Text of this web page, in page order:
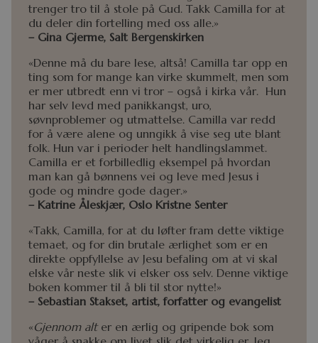
trenger tro til å stole på Gud. Takk Camilla for at
du deler din fortelling med oss alle.»
– Gina Gjerme, Salt Bergenskirken
«Denne må du bare lese, altså! Camilla tar opp en
ting som for mange kan virke skummelt, men som
er mer utbredt enn vi tror – også i kirka vår. Hun
har selv levd med panikkangst, uro,
søvnproblemer og utmattelse. Camilla var redd
for å være alene og unngikk å vise seg ute blant
folk. Hun var i perioder helt handlingslammet.
Camilla er et forbilledlig eksempel på hvordan
man kan gå bønnens vei og leve med Jesus i
gode og mindre gode dager.»
– Katrine Åleskjær, Oslo Kristne Senter
«Takk, Camilla, for at du løfter fram dette viktige
temaet, og for din brutale ærlighet som er en
direkte oppfyllelse av Jesu befaling om at vi skal
elske vår neste slik vi elsker oss selv. Denne viktige
boken kommer til å bli til stor nytte!»
– Sebastian Stakset, artist, forfatter og evangelist
«Gjennom alt er en ærlig og gripende bok som